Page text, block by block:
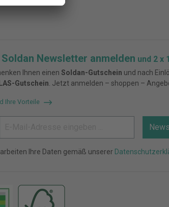
Newsletter anmelden und 2 x
Ihnen einen Soldan-Gutschein und nach
Gutschein . Jetzt anmelden – shoppen –
Ihre Vorteile
Ihre Daten gemäß unserer